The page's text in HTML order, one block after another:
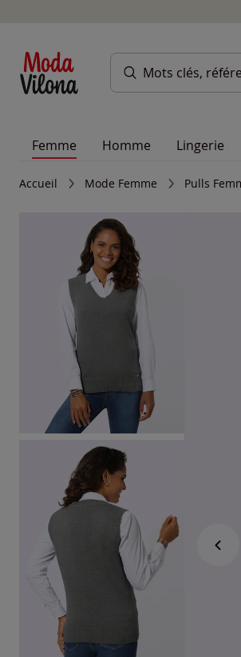
Femme Homme Lingerie
Accueil Mode Femme Pulls